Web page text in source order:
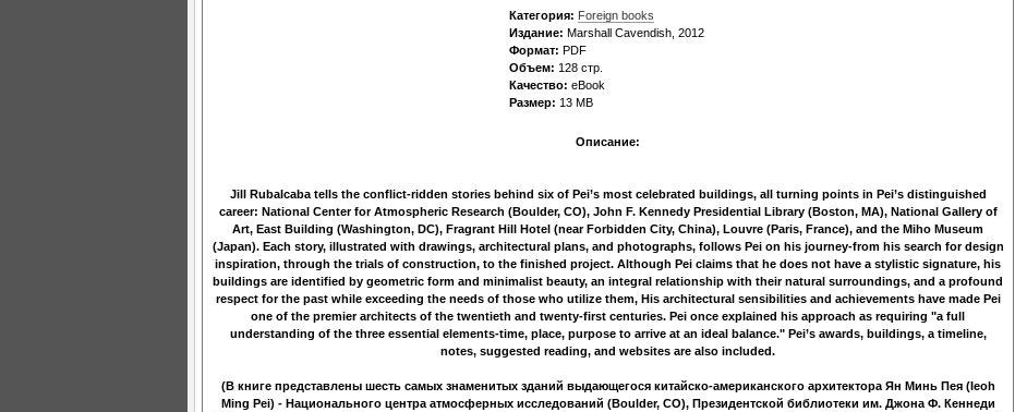
Категория: Foreign books
Издание: Marshall Cavendish, 2012
Формат: PDF
Объем: 128 стр.
Качество: eBook
Размер: 13 МВ
Описание:
Jill Rubalcaba tells the conflict-ridden stories behind six of Pei’s most celebrated buildings, all turning points in Pei’s distinguished
career: National Center for Atmospheric Research (Boulder, CO), John F. Kennedy Presidential Library (Boston, MA), National Gallery of
Art, East Building (Washington, DC), Fragrant Hill Hotel (near Forbidden City, China), Louvre (Paris, France), and the Miho Museum
(Japan). Each story, illustrated with drawings, architectural plans, and photographs, follows Pei on his journey-from his search for design
inspiration, through the trials of construction, to the finished project. Although Pei claims that he does not have a stylistic signature, his
buildings are identified by geometric form and minimalist beauty, an integral relationship with their natural surroundings, and a profound
respect for the past while exceeding the needs of those who utilize them, His architectural sensibilities and achievements have made Pei
one of the premier architects of the twentieth and twenty-first centuries. Pei once explained his approach as requiring "a full
understanding of the three essential elements-time, place, purpose to arrive at an ideal balance." Pei’s awards, buildings, a timeline,
notes, suggested reading, and websites are also included.
(В книге представлены шесть самых знаменитых зданий выдающегося китайско-американского архитектора Ян Минь Пея (Ieoh
Ming Pei) - Национального центра атмосферных исследований (Boulder, CO), Президентской библиотеки им. Джона Ф. Кеннеди